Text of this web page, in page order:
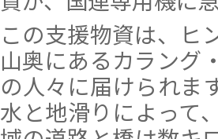
この支援物資は、ヒ
山奥にあるカラング
の人々に届けられま
水と地滑りによって